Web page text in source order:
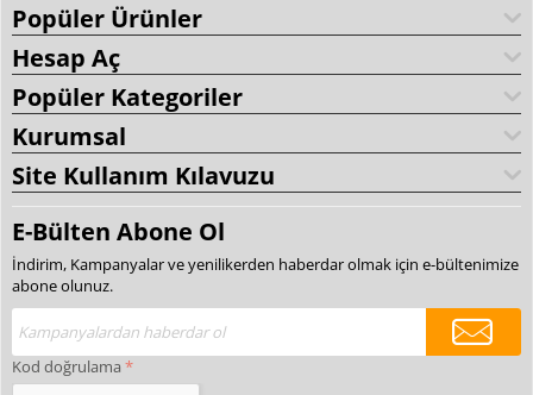
Popüler Ürünler
Hesap Aç
Popüler Kategoriler
Kurumsal
Site Kullanım Kılavuzu
E-Bülten Abone Ol
İndirim, Kampanyalar ve yenilikerden haberdar olmak için e-bültenimize
abone olunuz.
Kod doğrulama